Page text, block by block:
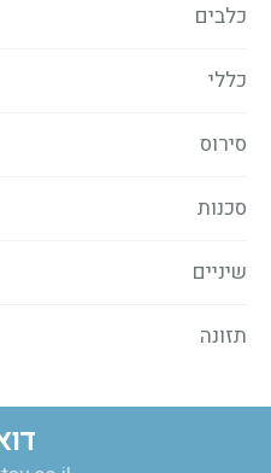
כלבים
כללי
סירוס
סכנות
שיניים
תזונה